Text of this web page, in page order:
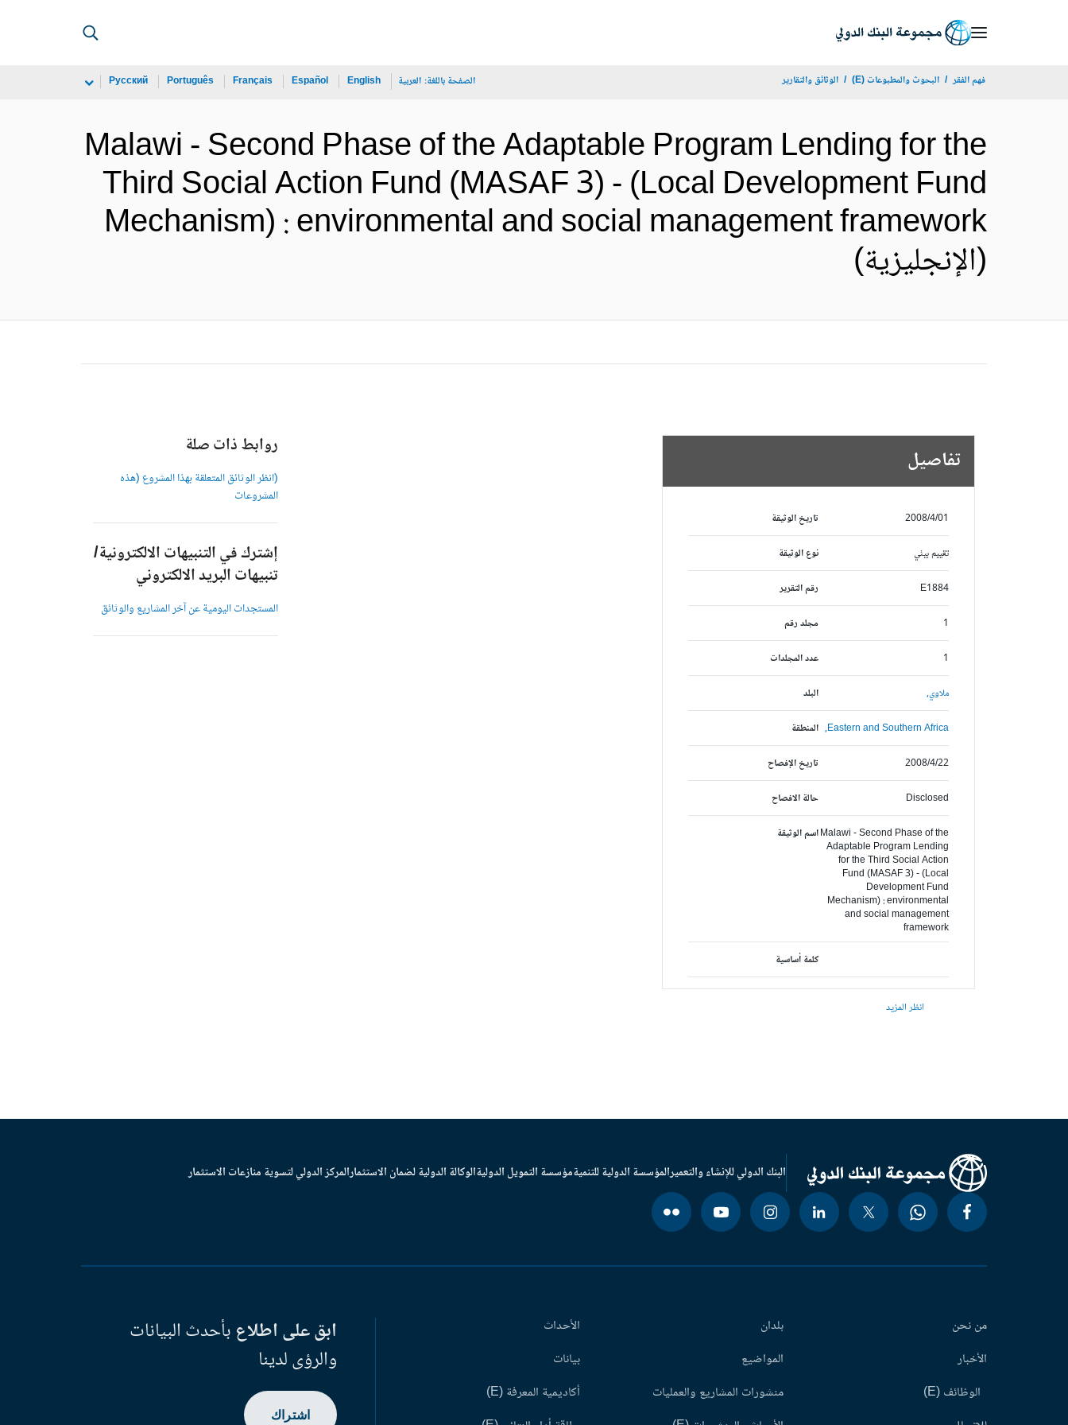
فهم الفقر البحوث والمطبوعات (E) الوثائق والتقارير الصفحة باللغة: العربية English
Español
Français
Português
Русский
Malawi - Second Phase of the Adaptable Program Lending for the
Third Social Action Fund (MASAF 3) - (Local Development Fund
Mechanism) : environmental and social management framework
(الإنجليزية)
تفاصيل
تاريخ الوثيقة 2008/4/01
نوع الوثيقة تقييم بيئي
رقم التقرير E1884
مجلد رقم 1
عدد المجلدات 1
البلد ملاوي,
المنطقة Eastern and Southern Africa,
تاريخ الإفصاح 2008/4/22
حالة الافصاح Disclosed
اسم الوثيقةMalawi - Second Phase of the
Adaptable Program Lending
for the Third Social Action
Fund (MASAF 3) - (Local
Development Fund
Mechanism) : environmental
and social management
framework
كلمة أساسية
انظر المزيد
روابط ذات صلة
(انظر الوثائق المتعلقة بهذا المشروع (هذه
المشروعات
إشترك في التنبيهات الالكترونية/
تنبيهات البريد الالكتروني
المستجدات اليومية عن آخر المشاريع والوثائق
البنك الدولي للإنشاء والتعميرالمؤسسة الدولية للتنميةمؤسسة التمويل الدوليةالوكالة الدولية لضمان الاستثمارالمركز الدولي لتسوية منازعات الاستثمار
من نحن
الأخبار
الوظائف (E)
بلدان
المواضيع
منشورات المشاريع والعمليات
الأحداث
بيانات
أكاديمية المعرفة (E)
ابق على اطلاعبأحدث البيانات
والرؤى لدينا
اشتراك